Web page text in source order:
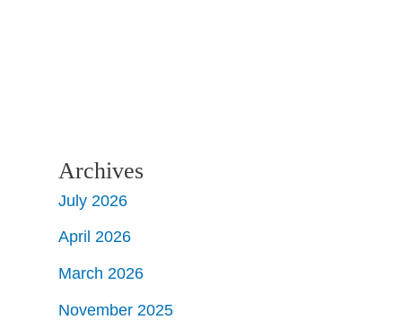
Archives
July 2026
April 2026
March 2026
November 2025